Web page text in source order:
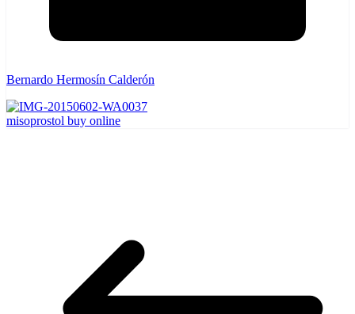
Bernardo Hermosín Calderón
misoprostol buy online